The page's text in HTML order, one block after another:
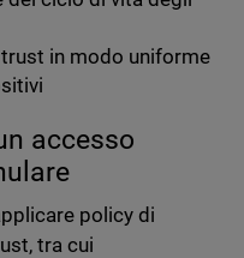
in modo uniforme
accesso
policy di
tra cui